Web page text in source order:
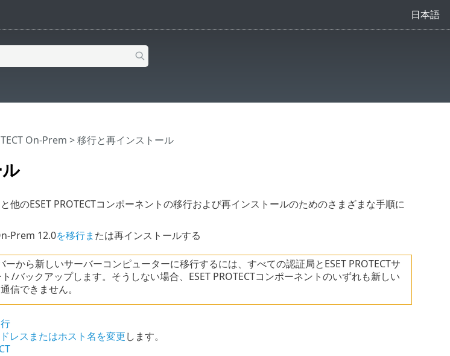
日本語
On-Prem >移行と再インストール
他のESET PROTECTコンポーネントの移行および再インストールのためのさまざまな手順に
Prem 12.0を移行ま たは再インストールする
ーから新しいサーバーコンピューターに移行するには、すべての認証局とESET PROTECTサ
/バックアップします。そうしない場合、ESET PROTECTコンポーネントのいずれも新しい
信できません。
レスまたはホスト名を変更します。